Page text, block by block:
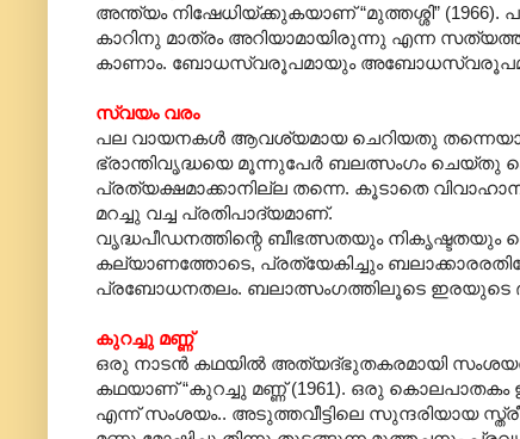
അന്ത്യം നിഷേധിയ്ക്കുകയാണ് “മുത്തശ്ശി” (1966).
കാറിനു മാത്രം അറിയാമായിരുന്നു എന്ന
കാ‍ണാം. ബോധസ്വരൂപമായും
സ്വയം വരം
പല വായനകൾ ആവശ്യമായ ചെറിയതു തന്നെയായ
ഭ്രാന്തിവൃദ്ധയെ മൂന്നുപേർ ബലത്സംഗം
പ്രത്യക്ഷമാക്കാനില്ല തന്നെ. കൂടാതെ
മറച്ചു വച്ച പ്രതിപാ‍ദ്യമാണ്.
വൃദ്ധപീഡനത്തിന്റെ ബീഭത്സതയും നികൃഷ്ടതയും
കല്യാണത്തോടെ, പ്രത്യേകിച്ചും
പ്രബോധനതലം. ബലാത്സംഗത്തിലൂടെ ഇരയുടെ
കുറച്ചു മണ്ണ്
ഒരു നാടൻ കഥയിൽ അത്യദ്ഭുതകരമായി
കഥയാണ് “കുറച്ചു മണ്ണ് (1961). ഒരു കൊലപാതകം
എന്ന് സംശയം.. അടുത്തവീട്ടിലെ സുന്ദരിയായ